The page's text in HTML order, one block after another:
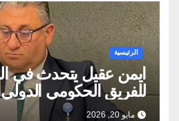
الرئيسية
للفريق الحكومي
في التنميه في جنيف
مايو 20, 2026